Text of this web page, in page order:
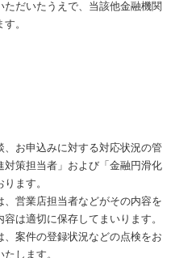
だいたうえで、当該他金融機関
。
お申込みに対する対応状況の管
策担当者」および「金融円滑化
ます。
営業店担当者などがその内容を
は適切に保存してまいります。
案件の登録状況などの点検をお
します。